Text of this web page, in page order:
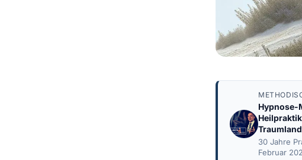
Hypnose-
30 Jahre
Februar